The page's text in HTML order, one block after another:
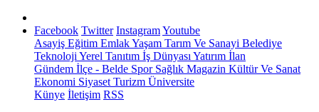
Facebook Twitter InstagramYoutube
Asayiş Eğitim EmlakYaşam Tarım Ve Sanayi Belediye
Teknoloji Yerel Tanıtım İş Dünyası Yatırım İlan
Gündem İlçe - Belde SporSağlık Magazin Kültür Ve Sanat
Ekonomi Siyaset Turizm Üniversite
Künye İletişim RSS